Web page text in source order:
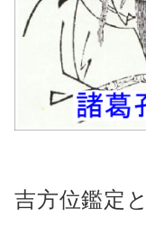
吉方位鑑定